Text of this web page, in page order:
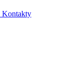
Kontakty